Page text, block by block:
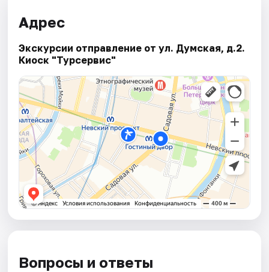
Адрес
Экскурсии отправление от ул. Думская, д.2.
Киоск "Турсервис"
Вопросы и ответы